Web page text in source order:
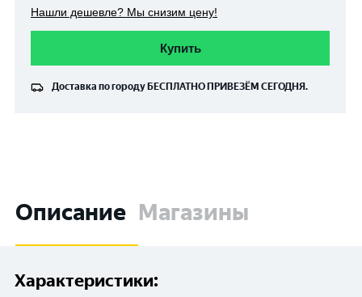
Нашли дешевле? Мы снизим цену!
Купить
Доставка по городу БЕСПЛАТНО ПРИВЕЗЁМ СЕГОДНЯ.
Описание Магазины
Характеристики: